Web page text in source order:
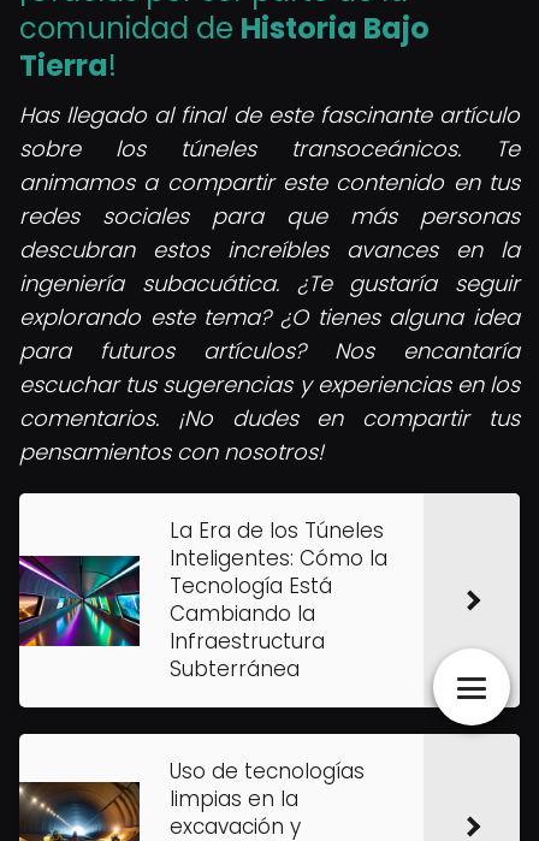
comunidad de Historia Bajo
Tierra!
Has llegado al final de este fascinante artículo
sobre los túneles transoceánicos. Te
animamos a compartir este contenido en tus
redes sociales para que más personas
descubran estos increíbles avances en la
ingeniería subacuática. ¿Te gustaría seguir
explorando este tema? ¿O tienes alguna idea
para futuros artículos? Nos encantaría
escuchar tus sugerencias y experiencias en los
comentarios. ¡No dudes en compartir tus
pensamientos con nosotros!
La Era de los Túneles
Inteligentes: Cómo la
Tecnología Está
Cambiando la
Infraestructura
Subterránea
Uso de tecnologías
limpias en la
excavación y